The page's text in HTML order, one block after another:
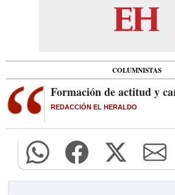
COLUMNISTAS
Formación de actitud y
REDACCIÓN EL HERALDO